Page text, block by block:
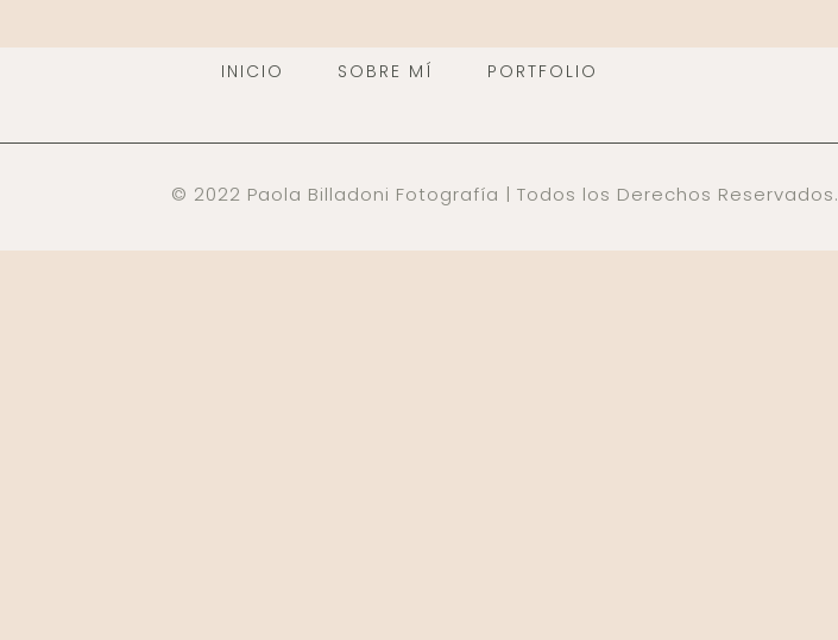
INICIO SOBRE MÍ PORTFOLIO
© 2022 Paola Billadoni Fotografía | Todos los Derechos Reservados.